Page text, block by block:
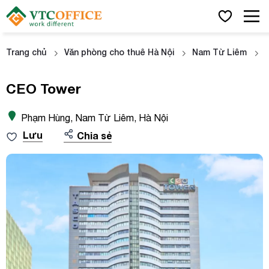
Trang chủ Văn phòng cho thuê Hà Nội Nam Từ Liêm
CEO Tower
Phạm Hùng, Nam Từ Liêm, Hà Nội
Lưu Chia sẻ